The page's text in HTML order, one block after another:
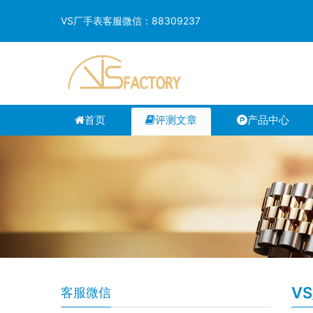
首页 评测文章 产品中心
客服微信
VS厂手表客服微信：88309237